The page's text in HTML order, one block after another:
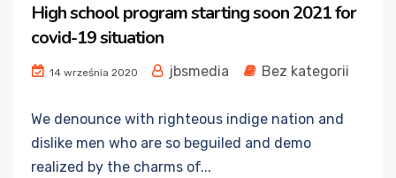
High school program starting soon 2021 for
covid-19 situation
14 września 2020 jbsmedia Bez kategorii
We denounce with righteous indige nation and
dislike men who are so beguiled and demo
realized by the charms of...